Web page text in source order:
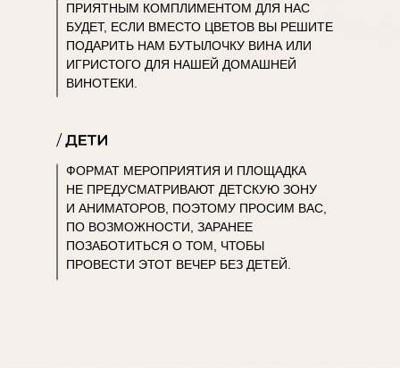
ФОРМАТ МЕРОПРИЯТИЯ И ПЛОЩАДКА
НЕ ПРЕДУСМАТРИВАЮТ ДЕТСКУЮ ЗОНУ
И АНИМАТОРОВ, ПОЭТОМУ ПРОСИМ ВАС,
ПО ВОЗМОЖНОСТИ, ЗАРАНЕЕ
ПОЗАБОТИТЬСЯ О ТОМ, ЧТОБЫ
ПРОВЕСТИ ЭТОТ ВЕЧЕР БЕЗ ДЕТЕЙ.
ПРИЯТНЫМ КОМПЛИМЕНТОМ ДЛЯ НАС
БУДЕТ, ЕСЛИ ВМЕСТО ЦВЕТОВ ВЫ РЕШИТЕ
ПОДАРИТЬ НАМ БУТЫЛОЧКУ ВИНА ИЛИ
ИГРИСТОГО ДЛЯ НАШЕЙ ДОМАШНЕЙ
ВИНОТЕКИ.